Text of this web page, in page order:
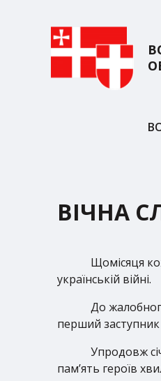
ВІЧНА
Щомісяця
українській війні.
До
перший
Упродовж
пам’ять героїв